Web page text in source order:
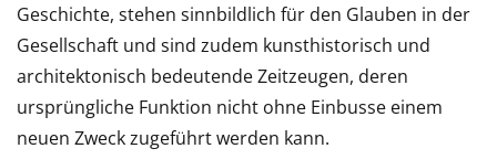
Geschichte, stehen sinnbildlich für den Glauben in der
Gesellschaft und sind zudem kunsthistorisch und
architektonisch bedeutende Zeitzeugen, deren
ursprüngliche Funktion nicht ohne Einbusse einem
neuen Zweck zugeführt werden kann.